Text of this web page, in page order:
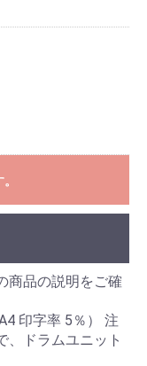
商品の説明をご確
印字率 5％） 注
、ドラムユニット